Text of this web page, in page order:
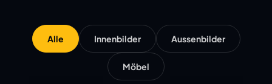
Alle Innenbilder Aussenbilder
Möbel